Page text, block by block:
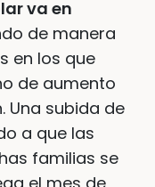
va en
de manera
en los que
de aumento
Una subida de
a que las
familias se